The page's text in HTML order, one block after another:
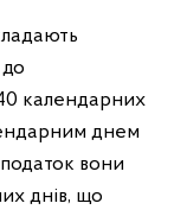
до
календарних
днем
вони
днів, що